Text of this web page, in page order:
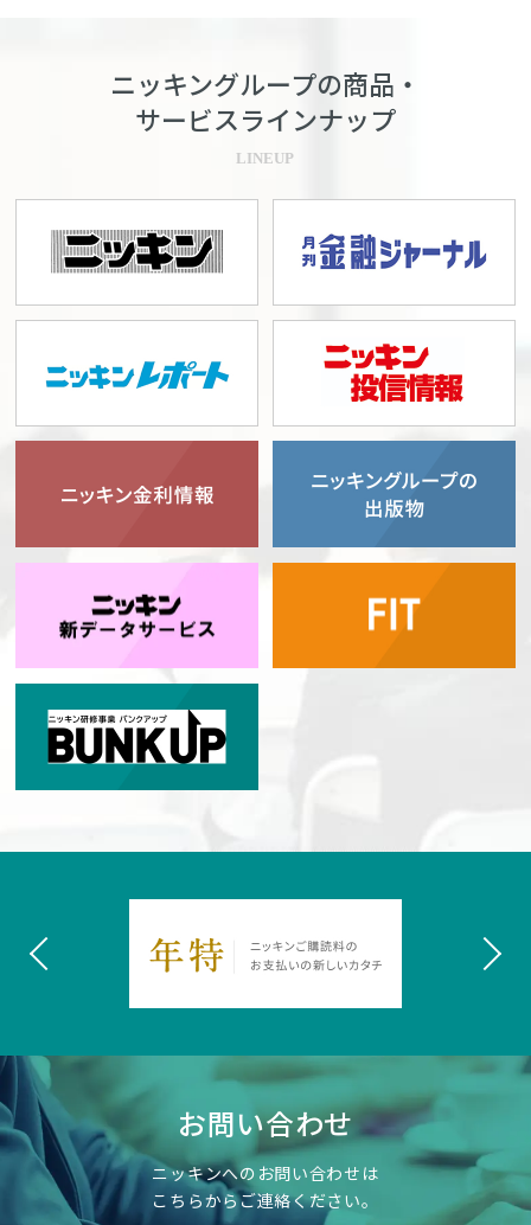
ニッキングループの商品・
サービスラインナップ
LINEUP
お問い合わせ
ニッキンへのお問い合わせは
こちらからご連絡ください。